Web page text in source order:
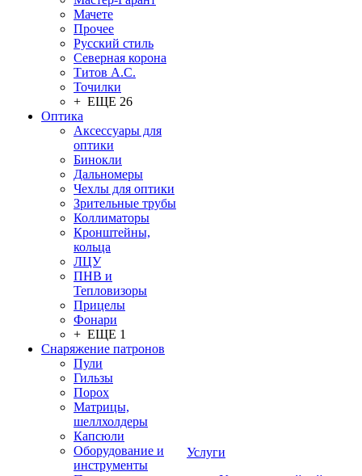
Мачете
Прочее
Русский стиль
Северная корона
Титов А.С.
Точилки
+ ЕЩЕ 26
Оптика
Аксессуары для
оптики
Бинокли
Дальномеры
Чехлы для оптики
Зрительные трубы
Коллиматоры
Кронштейны,
кольца
ЛЦУ
ПНВ и
Тепловизоры
Прицелы
Фонари
+ ЕЩЕ 1
Снаряжение патронов
Пули
Гильзы
Порох
Матрицы,
шеллхолдеры
Капсюли
Оборудование и
инструменты
Услуги